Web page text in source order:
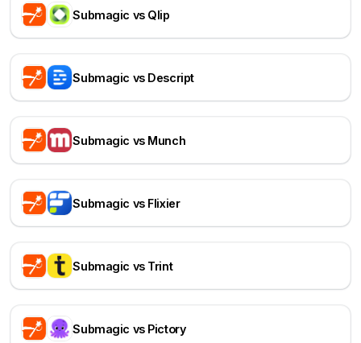
Submagic vs Qlip
Submagic vs Descript
Submagic vs Munch
Submagic vs Flixier
Submagic vs Trint
Submagic vs Pictory